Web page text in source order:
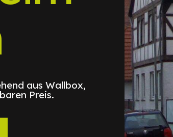
aus Wallbox,
Preis.